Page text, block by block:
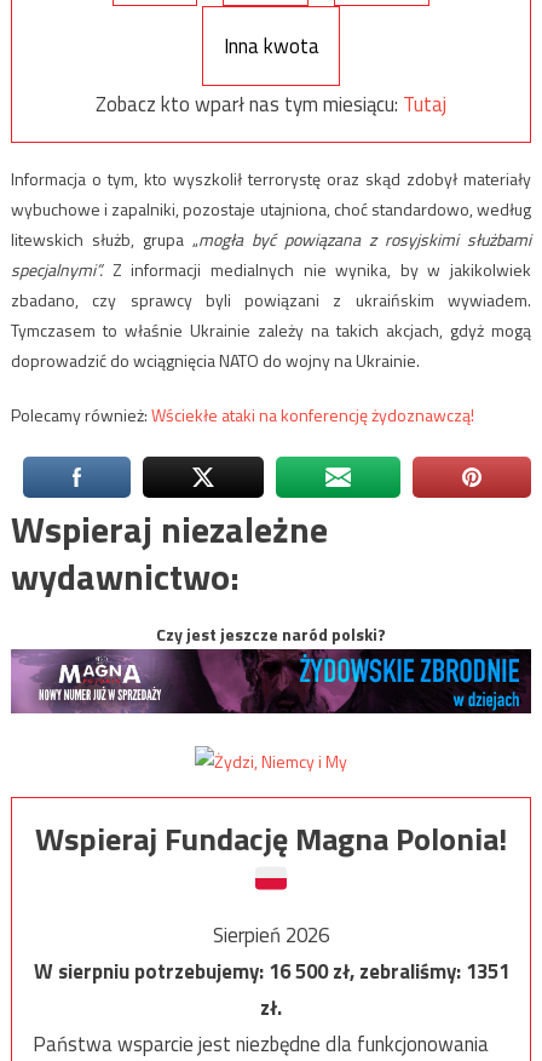
Inna kwota
Zobacz kto wparł nas tym miesiącu: Tutaj
Informacja o tym, kto wyszkolił terrorystę oraz skąd zdobył materiały
wybuchowe i zapalniki, pozostaje utajniona, choć standardowo, według
litewskich służb, grupa „mogła być powiązana z rosyjskimi służbami
specjalnymi”.Z informacji medialnych nie wynika, by w jakikolwiek
zbadano, czy sprawcy byli powiązani z ukraińskim wywiadem.
Tymczasem to właśnie Ukrainie zależy na takich akcjach, gdyż mogą
doprowadzić do wciągnięcia NATO do wojny na Ukrainie.
Polecamy również:Wściekłe ataki na konferencję żydoznawczą!
Wspieraj niezależne
wydawnictwo:
Czy jest jeszcze naród polski?
Wspieraj Fundację Magna Polonia!
Sierpień 2026
W sierpniu potrzebujemy:16 500zł, zebraliśmy:1351
zł.
Państwa wsparcie jest niezbędne dla funkcjonowania